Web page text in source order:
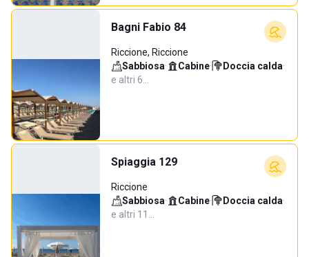
Bagni Fabio 84
Riccione, Riccione
Sabbiosa· Cabine· Doccia calda·
e altri 6…
Spiaggia 129
Riccione
Sabbiosa· Cabine· Doccia calda·
e altri 11…